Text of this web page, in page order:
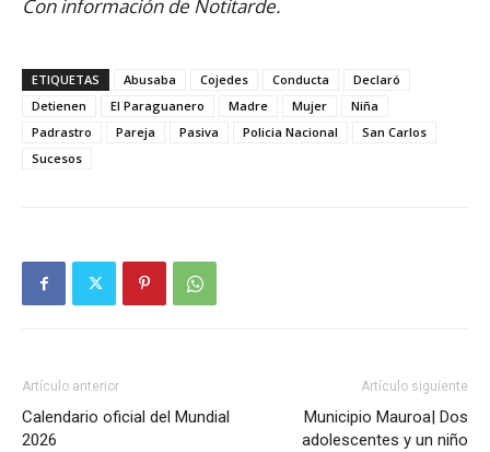
Con información de Notitarde.
ETIQUETAS Abusaba Cojedes Conducta
Declaró
Detienen
El Paraguanero Madre Mujer
Niña
Padrastro
Pareja Pasiva Policia Nacional
San Carlos
Sucesos
Artículo anterior
Calendario oficial del Mundial
2026
Artículo siguiente
Municipio Mauroa| Dos
adolescentes y un niño